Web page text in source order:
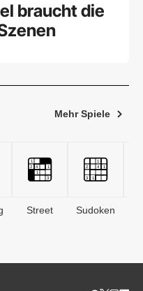
braucht die
Mehr Spiele
Street Sudoken